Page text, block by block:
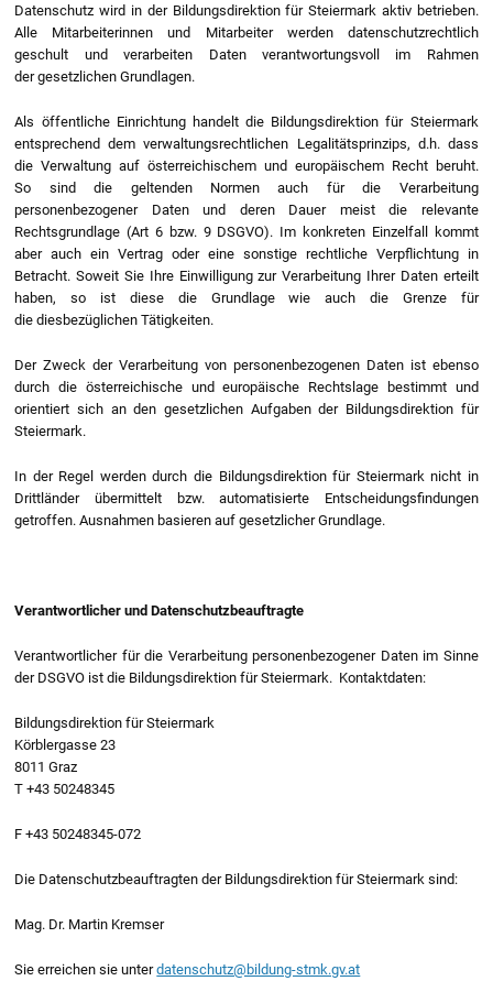
Datenschutz wird in der Bildungsdirektion für Steiermark aktiv betrieben.
Alle Mitarbeiterinnen und Mitarbeiter werden datenschutzrechtlich
geschult und verarbeiten Daten verantwortungsvoll im Rahmen
der gesetzlichen Grundlagen.
Als öffentliche Einrichtung handelt die Bildungsdirektion für Steiermark
entsprechend dem verwaltungsrechtlichen Legalitätsprinzips, d.h. dass
die Verwaltung auf österreichischem und europäischem Recht beruht.
So sind die geltenden Normen auch für die Verarbeitung
personenbezogener Daten und deren Dauer meist die relevante
Rechtsgrundlage (Art 6 bzw. 9 DSGVO). Im konkreten Einzelfall kommt
aber auch ein Vertrag oder eine sonstige rechtliche Verpflichtung in
Betracht. Soweit Sie Ihre Einwilligung zur Verarbeitung Ihrer Daten erteilt
haben, so ist diese die Grundlage wie auch die Grenze für
die diesbezüglichen Tätigkeiten.
Der Zweck der Verarbeitung von personenbezogenen Daten ist ebenso
durch die österreichische und europäische Rechtslage bestimmt und
orientiert sich an den gesetzlichen Aufgaben der Bildungsdirektion für
Steiermark.
In der Regel werden durch die Bildungsdirektion für Steiermark nicht in
Drittländer übermittelt bzw. automatisierte Entscheidungsfindungen
getroffen. Ausnahmen basieren auf gesetzlicher Grundlage.
Verantwortlicher und Datenschutzbeauftragte
Verantwortlicher für die Verarbeitung personenbezogener Daten im Sinne
der DSGVO ist die Bildungsdirektion für Steiermark. Kontaktdaten:
Bildungsdirektion für Steiermark
Körblergasse 23
8011 Graz
T +43 50248345
F +43 50248345-072
Die Datenschutzbeauftragten der Bildungsdirektion für Steiermark sind:
Mag. Dr. Martin Kremser
Sie erreichen sie unterdatenschutz@bildung-stmk.gv.at